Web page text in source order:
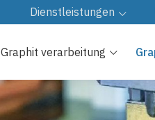
Dienstleistungen
Ressourcen
Technologie
Graphit verarbeitung